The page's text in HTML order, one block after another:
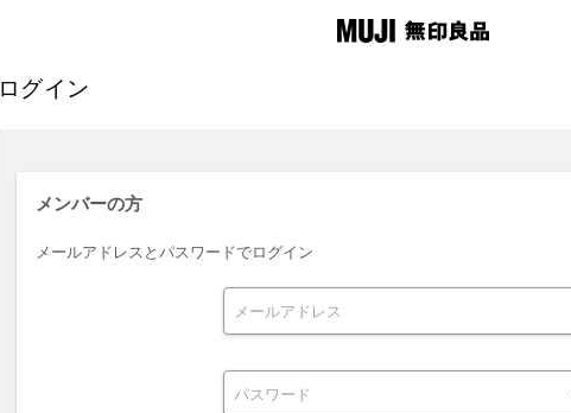
ログイン
メンバーの方
メールアドレスとパスワードでログイン